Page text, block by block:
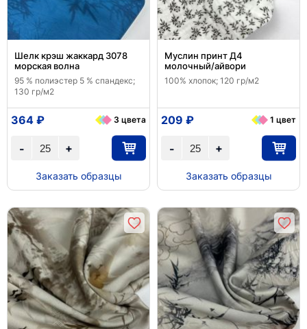
Шелк крэш жаккард 3078
морская волна
95 % полиэстер 5 % спандекс;
130 гр/м2
+
-
364 ₽ 3 цвета
Заказать образцы
Муслин принт Д4
молочный/айвори
100% хлопок; 120 гр/м2
+
-
209 ₽ 1 цвет
Заказать образцы